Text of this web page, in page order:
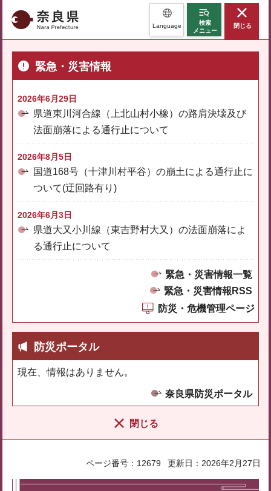
奈良県 Language
検索
メニュー
閉じる
緊急・災害情報
2026年6月29日
県道東川河合線（上北山村小橡）の路肩決壊及び
法面崩落による通行止について
2026年8月5日
国道168号（十津川村平谷）の崩土による通行止に
ついて(迂回路有り)
2026年6月3日
県道大又小川線（東吉野村大又）の法面崩落によ
る通行止について
緊急・災害情報一覧
緊急・災害情報RSS
防災・危機管理ページ
防災ポータル
現在、情報はありません。
奈良県防災ポータル
閉じる
ページ番号：12679 更新日：2026年2月27日